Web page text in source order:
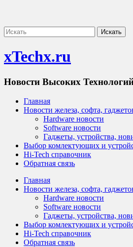
xTechx.ru
Новости Высоких
Главная
Новости железа, софта,
Hardware новости
Software новости
Гаджеты, устройства,
Выбор комлектующих и
Hi-Tech справочник
Обратная связь
Главная
Новости железа, софта,
Hardware новости
Software новости
Гаджеты, устройства,
Выбор комлектующих и
Hi-Tech справочник
Обратная связь